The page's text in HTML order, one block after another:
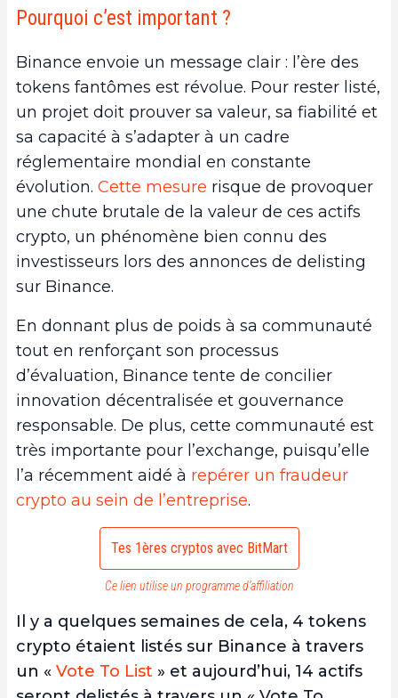
Pourquoi c’est important ?
Binance envoie un message clair : l’ère des
tokens fantômes est révolue. Pour rester listé,
un projet doit prouver sa valeur, sa fiabilité et
sa capacité à s’adapter à un cadre
réglementaire mondial en constante
évolution. Cette mesure risque de provoquer
une chute brutale de la valeur de ces actifs
crypto, un phénomène bien connu des
investisseurs lors des annonces de delisting
sur Binance.
En donnant plus de poids à sa communauté
tout en renforçant son processus
d’évaluation, Binance tente de concilier
innovation décentralisée et gouvernance
responsable. De plus, cette communauté est
très importante pour l’exchange, puisqu’elle
l’a récemment aidé à repérer un fraudeur
crypto au sein de l’entreprise.
Tes 1ères cryptos avec BitMart
Ce lien utilise un programme d’affiliation
Il y a quelques semaines de cela, 4 tokens
crypto étaient listés sur Binance à travers
un « Vote To List » et aujourd’hui, 14 actifs